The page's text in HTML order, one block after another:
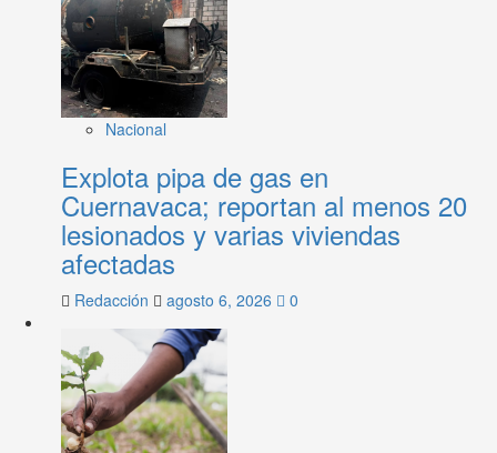
Nacional
Explota pipa de gas en
Cuernavaca; reportan al menos 20
lesionados y varias viviendas
afectadas
Redacción agosto 6, 2026 0